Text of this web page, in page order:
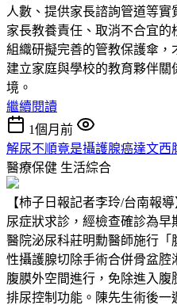
人數、提供家長諮詢管道等
家長教養責任、取消不合宜
組織研擬完善的管教保護傘
建立家庭與學校的教育夥伴
境。
繼續閱讀
1個月前
解尿不順竟是攝護腺癌達文西
醫療保健 生活綜合
【柿子日報記者李玲/台南報
尿症狀求診，經檢查確診為
醫院泌尿科莊明勳醫師施行
性攝護腺切除手術合併骨盆
腹膜外空間進行，免除進入
排尿控制功能。陳先生術後